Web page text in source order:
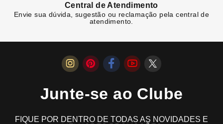
Central de Atendimento
Envie sua dúvida, sugestão ou reclamação pela central de
atendimento.
Junte-se ao Clube
FIQUE POR DENTRO DE TODAS AS NOVIDADES E